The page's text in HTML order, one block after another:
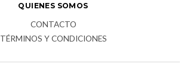
QUIENES SOMOS
CONTACTO
TÉRMINOS Y CONDICIONES